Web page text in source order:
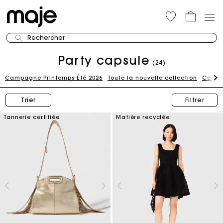
Rechercher
Party capsule (24)
Campagne Printemps-Été 2026 Toute la nouvelle collection Cette
Trier Filtrer
Tannerie certifiée Matière recyclée